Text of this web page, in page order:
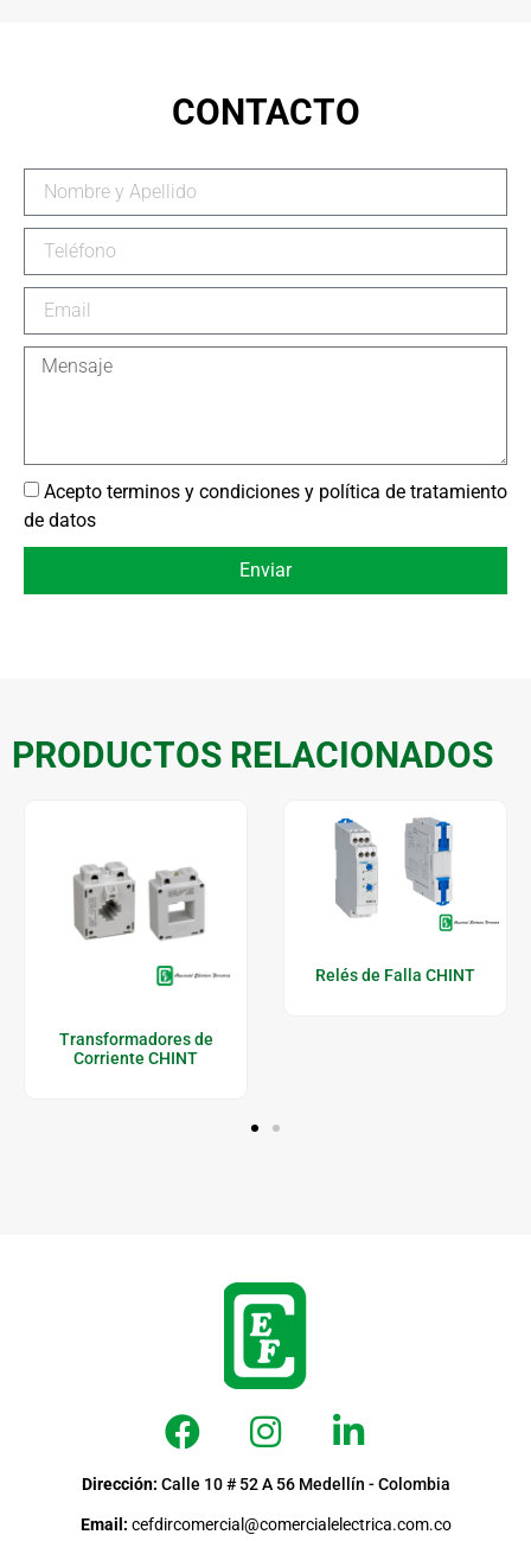
CONTACTO
Acepto terminos y condiciones y política de tratamiento
de datos
Enviar
PRODUCTOS RELACIONADOS
Transformadores de
Corriente CHINT
Relés de Falla CHINT
Dirección: Calle 10 # 52 A 56 Medellín - Colombia
Email: cefdircomercial@comercialelectrica.com.co